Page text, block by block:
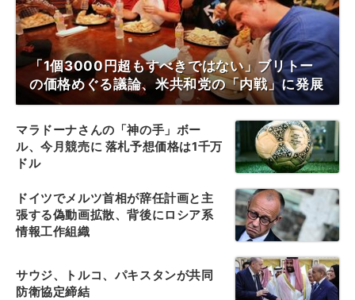
「1個3000円超もすべきではない」ブリトー
の価格めぐる議論、米共和党の「内戦」に発展
マラドーナさんの「神の手」ボー
ル、今月競売に 落札予想価格は1千万
ドル
ドイツでメルツ首相が辞任計画と主
張する偽動画拡散、背後にロシア系
情報工作組織
サウジ、トルコ、パキスタンが共同
防衛協定締結